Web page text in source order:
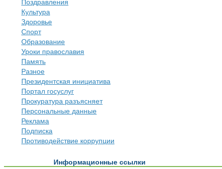
Поздравления
Культура
Здоровье
Спорт
Образование
Уроки православия
Память
Разное
Президентская инициатива
Портал госуслуг
Прокуратура разъясняет
Персональные данные
Реклама
Подписка
Противодействие коррупции
Информационные ссылки